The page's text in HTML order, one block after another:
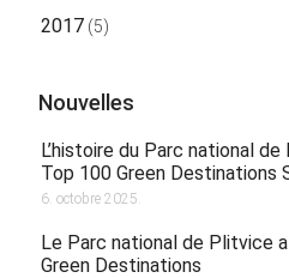
2017(5)
Nouvelles
L’histoire du Parc national
Top 100 Green Destinations
6. octobre 2025.
Le Parc national de Plitvice
Green Destinations